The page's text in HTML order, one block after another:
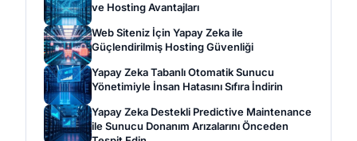
ve Hosting Avantajları
Web Siteniz İçin Yapay Zeka ile
Güçlendirilmiş Hosting Güvenliği
Yapay Zeka Tabanlı Otomatik Sunucu
Yönetimiyle İnsan Hatasını Sıfıra İndirin
Yapay Zeka Destekli Predictive Maintenance
ile Sunucu Donanım Arızalarını Önceden